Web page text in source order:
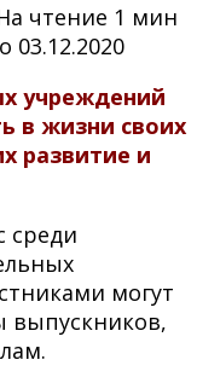
чтение 1 мин
03.12.2020
учреждений
в жизни своих
развитие и
среди
могут
выпускников,